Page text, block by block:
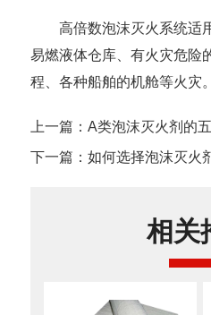
高倍数泡沫灭火系统适用
易燃液体仓库、有火灾危险
程、各种船舶的机舱等火灾。
上一篇：A类泡沫灭火剂的
下一篇：如何选择泡沫灭火
相关